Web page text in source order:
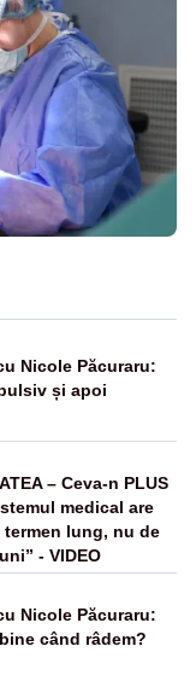
Nicole Păcuraru:
și apoi
– Ceva-n PLUS
medical are
lung, nu de
- VIDEO
Nicole Păcuraru:
când râdem?